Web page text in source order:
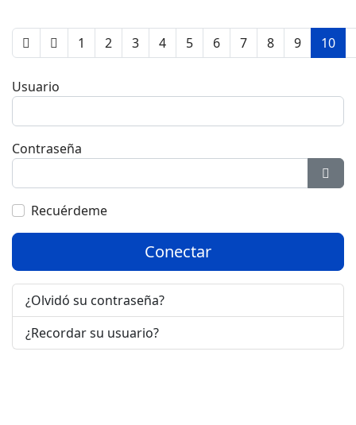
1 2 3 4 5 6 7 8 9 10
Usuario
Contraseña
Recuérdeme
Conectar
¿Olvidó su contraseña?
¿Recordar su usuario?